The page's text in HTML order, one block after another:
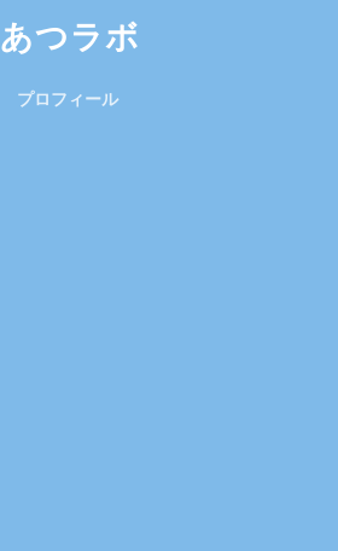
あつラボ
プロフィール